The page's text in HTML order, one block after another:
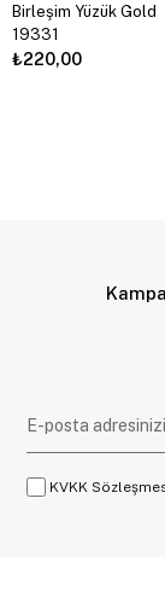
Birleşim Yüzük Gold
19331
₺220,00
KVKK